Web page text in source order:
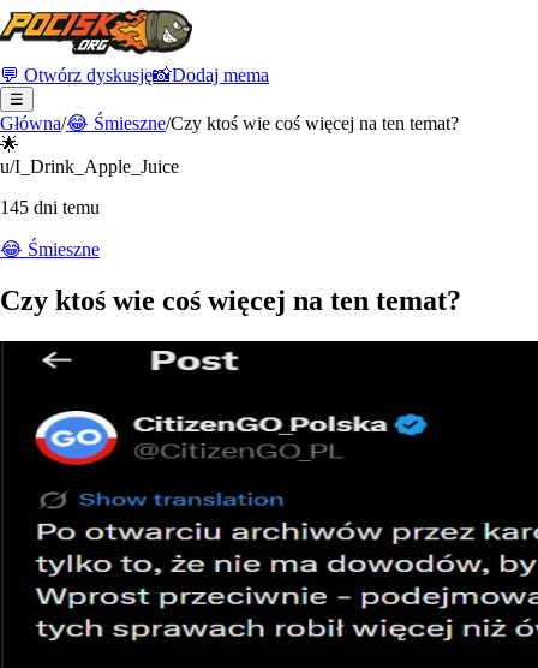
💬 Otwórz dyskusję📸Dodaj mema
☰
Główna/😂 Śmieszne/Czy ktoś wie coś więcej na ten temat?
🌟
u/I_Drink_Apple_Juice
145 dni temu
😂 Śmieszne
Czy ktoś wie coś więcej na ten temat?